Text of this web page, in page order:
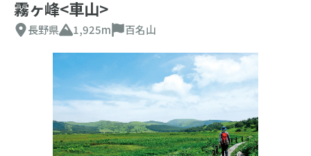
霧ヶ峰<車山>
長野県 1,925m 百名山